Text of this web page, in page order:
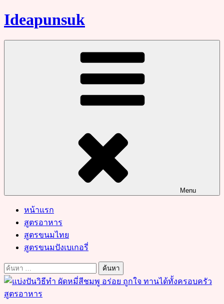
Skip
to
Ideapunsuk
Menu
หน้าแรก
สูตรอาหาร
สูตรขนมไทย
สูตรขนมปังเบเกอรี่
ค้นหา
สำหรับ:
สูตรอาหาร